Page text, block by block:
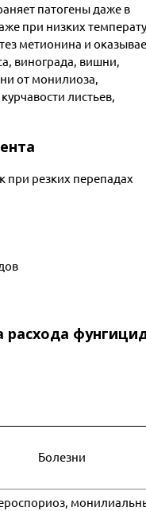
патогены даже в
при низких
метионина и
винограда, вишни,
от монилиоза,
листьев,
при резких перепадах
расхода
Болезни